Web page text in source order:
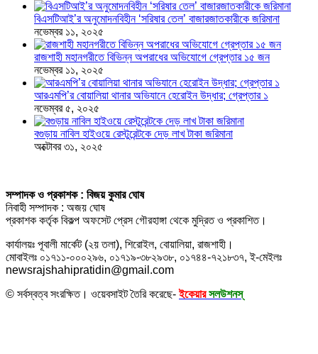
বিএসটিআই’র অনুমোদনবিহীন ‘সরিষার তেল’ বাজারজাতকারীকে জরিমানা
নভেম্বর ১১, ২০২৫
রাজশাহী মহানগরীতে বিভিন্ন অপরাধের অভিযোগে গ্রেপ্তার ১৫ জন
নভেম্বর ১১, ২০২৫
আরএমপি’র বোয়ালিয়া থানার অভিযানে হেরোইন উদ্ধার; গ্রেপ্তার ১
নভেম্বর ৫, ২০২৫
বগুড়ায় নাবিল হাইওয়ে রেস্টুরেন্টকে দেড় লাখ টাকা জরিমানা
অক্টোবর ৩১, ২০২৫
সম্পাদক ও প্রকাশক : বিজয় কুমার ঘোষ
নিবাহী সম্পাদক : অজয় ঘোষ
প্রকাশক কর্তৃক বিকল্প অফসেট প্রেস গৌরহাঙ্গা থেকে মুদ্রিত ও প্রকাশিত।
কার্যালয়ঃ পূবালী মার্কেট (২য় তলা), শিরোইল, বোয়ালিয়া, রাজশাহী।
মোবাইলঃ ০১৭১১-০০০২৯৬, ০১৭১৯-৩৮২৯৩৮, ০১৭৪৪-৭২১৮৩৭, ই-মেইলঃ
newsrajshahipratidin@gmail.com
© সর্বস্বত্ব সংরক্ষিত। ওয়েবসাইট তৈরি করেছে-ইকেয়ার সলউশনস্